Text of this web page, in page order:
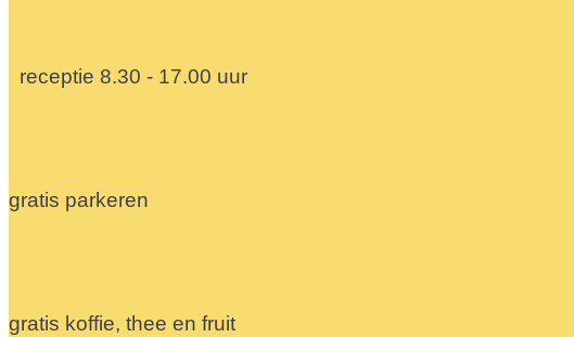
receptie 8.30 - 17.00 uur
gratis parkeren
gratis koffie, thee en fruit